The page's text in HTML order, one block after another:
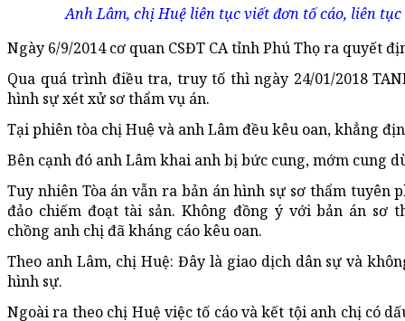
Anh Lâm, chị Huệ liên tục viết đơn tố cáo, liên
Ngày 6/9/2014 cơ quan CSĐT CA tỉnh Phú Thọ ra quyết
Qua quá trình điều tra, truy tố thì ngày 24/01/2018
hình sự xét xử sơ thẩm vụ án.
Tại phiên tòa chị Huệ và anh Lâm đều kêu oan, khẳng
Bên cạnh đó anh Lâm khai anh bị bức cung, mớm cung
Tuy nhiên Tòa án vẫn ra bản án hình sự sơ thẩm tuyên
đảo chiếm đoạt tài sản. Không đồng ý với bản án sơ
chồng anh chị đã kháng cáo kêu oan.
Theo anh Lâm, chị Huệ: Đây là giao dịch dân sự và
hình sự.
Ngoài ra theo chị Huệ việc tố cáo và kết tội anh chị có